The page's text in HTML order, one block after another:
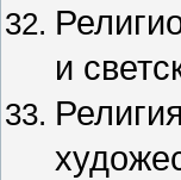
и